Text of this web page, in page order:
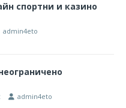
спортни и казино
admin4eto
admin4eto